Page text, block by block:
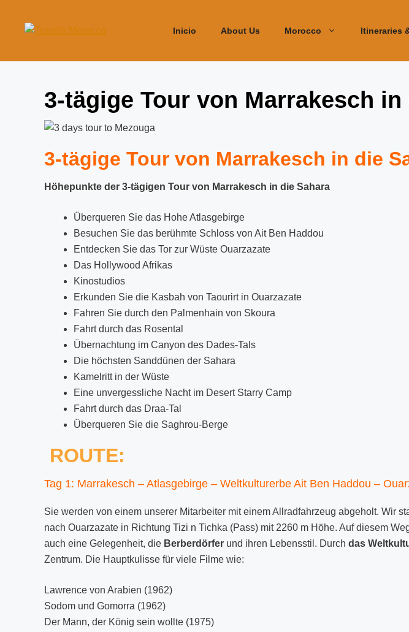
Inicio About Us Morocco Itineraries
3-tägige Tour von Marrakesch in
3-tägige Tour von Marrakesch in die
Höhepunkte der 3-tägigen Tour von Marrakesch in die Sahara
Überqueren Sie das Hohe Atlasgebirge
Besuchen Sie das berühmte Schloss von Ait Ben Haddou
Entdecken Sie das Tor zur Wüste Ouarzazate
Das Hollywood Afrikas
Kinostudios
Erkunden Sie die Kasbah von Taourirt in Ouarzazate
Fahren Sie durch den Palmenhain von Skoura
Fahrt durch das Rosental
Übernachtung im Canyon des Dades-Tals
Die höchsten Sanddünen der Sahara
Kamelritt in der Wüste
Eine unvergessliche Nacht im Desert Starry Camp
Fahrt durch das Draa-Tal
Überqueren Sie die Saghrou-Berge
ROUTE:
Tag 1: Marrakesch – Atlasgebirge – Weltkulturerbe Ait Ben Haddou –
Sie werden von einem unserer Mitarbeiter mit einem Allradfahrzeug abgeholt. Wir
nach Ouarzazate in Richtung Tizi n Tichka (Pass) mit 2260 m Höhe. Auf diesem
auch eine Gelegenheit, die Berberdörfer und ihren Lebensstil. Durch das
Zentrum. Die Hauptkulisse für viele Filme wie:
Lawrence von Arabien (1962)
Sodom und Gomorra (1962)
Der Mann, der König sein wollte (1975)